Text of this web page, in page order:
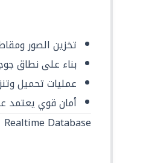
تخزين الصور
بناء على نطاق
عمليات تحميل
أمان قوي يعتمد
Realtime Database